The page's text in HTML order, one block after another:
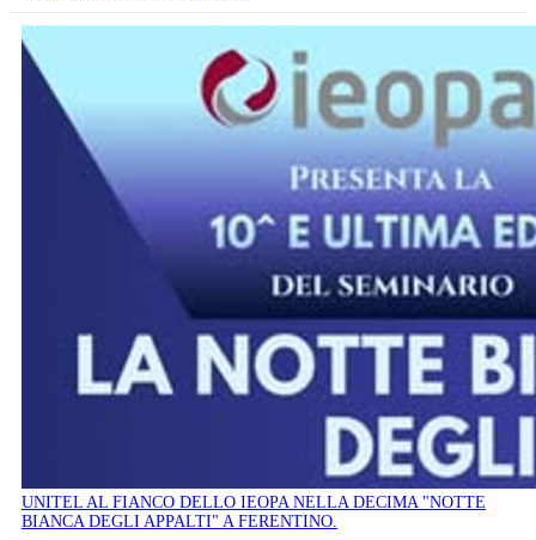
UNITEL AL FIANCO DELLO IEOPA NELLA DECIMA "NOTTE
BIANCA DEGLI APPALTI" A FERENTINO.